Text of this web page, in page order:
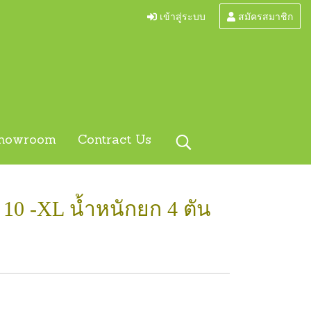
เข้าสู่ระบบ สมัครสมาชิก
Contract Us
10 -XL น้ำหนักยก 4 ตัน